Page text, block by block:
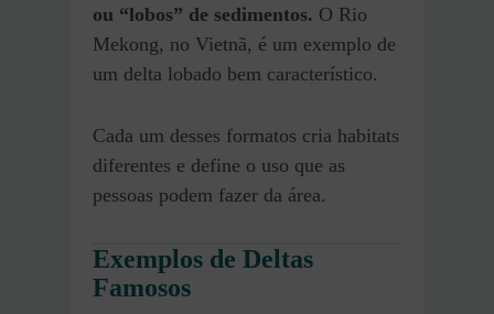
ou “lobos” de sedimentos. O Rio
Mekong, no Vietnã, é um exemplo de
um delta lobado bem característico.
Cada um desses formatos cria habitats
diferentes e define o uso que as
pessoas podem fazer da área.
Exemplos de Deltas
Famosos